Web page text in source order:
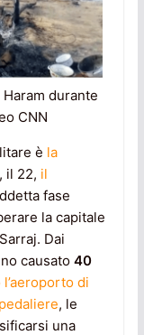
durante
CNN
è la
il 22, il
fase
la capitale
Dai
causato40
di
, le
una